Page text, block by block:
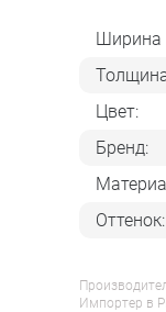
Ширина
Цвет:
Бренд:
Оттенок:
Импортер в